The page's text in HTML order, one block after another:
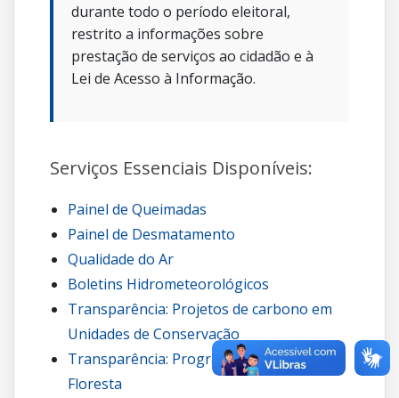
durante todo o período eleitoral,
restrito a informações sobre
prestação de serviços ao cidadão e à
Lei de Acesso à Informação.
Serviços Essenciais Disponíveis:
Painel de Queimadas
Painel de Desmatamento
Qualidade do Ar
Boletins Hidrometeorológicos
Transparência: Projetos de carbono em
Unidades de Conservação
Transparência: Programa Guardiões da
Floresta